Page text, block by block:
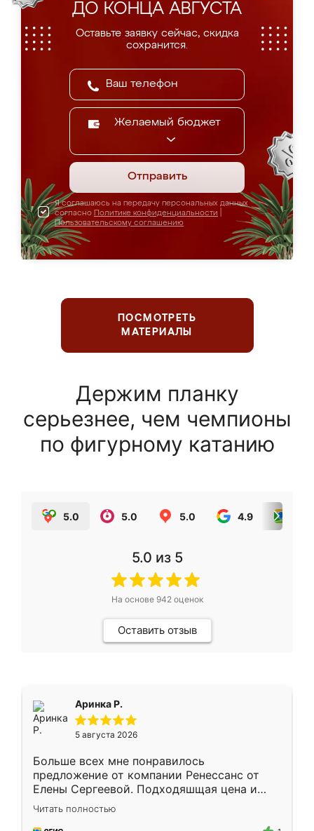
ДО КОНЦА АВГУСТА
Оставьте заявку сейчас, скидка
сохранится.
Желаемый бюджет
Отправить
Я соглашаюсь на передачу персональных данных
согласно Политике конфиденциальности
Пользовательскому соглашению
ПОСМОТРЕТЬ
МАТЕРИАЛЫ
Держим планку
серьезнее, чем чемпионы
по фигурному катанию
5.0 5.0 5.0 4.9
5.0 из 5
На основе 942оценок
Оставить отзыв
Аринка Р.
5 августа 2026
Больше всех мне понравилось
предложение от компании Ренессанс от
Елены Сергеевой. Подходяшщая цена и
короткие сроки изготовления. Приехавший
для замера сотрудник Владислав
Читать полностью